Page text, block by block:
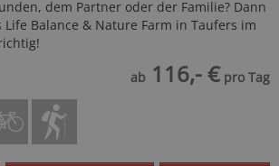
dem Partner oder der Familie? Dann
Balance & Nature Farm in Taufers im
ab 116,- € pro Tag